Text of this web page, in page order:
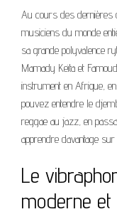
Au cours des dernières
musiciens du monde
sa grande polyvalence
Mamady Keïta et
instrument en Afrique,
pouvez entendre le
reggae au jazz, en
apprendre davantage
Le
moderne et